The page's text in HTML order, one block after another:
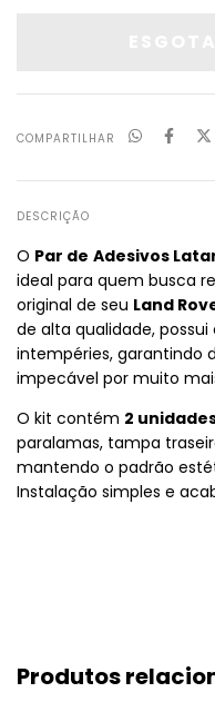
COMPARTILHAR
DESCRIÇÃO
O Par de Adesivos
ideal para quem busca
original de seu Land
de alta qualidade,
intempéries, garantindo
impecável por muito
O kit contém 2
paralamas, tampa
mantendo o padrão
Instalação simples e
Produtos